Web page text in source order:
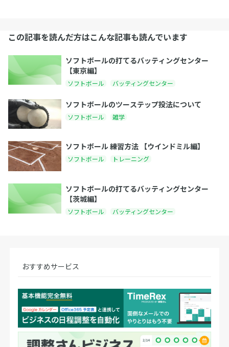
この記事を読んだ方はこんな記事も読んでいます
ソフトボールの打てるバッティングセンター
【東京編】
ソフトボール バッティングセンター
ソフトボールのツーステップ投法について
ソフトボール 雑学
ソフトボール 練習方法 【ウインドミル編】
ソフトボール トレーニング
ソフトボールの打てるバッティングセンター
【茨城編】
ソフトボール バッティングセンター
おすすめサービス